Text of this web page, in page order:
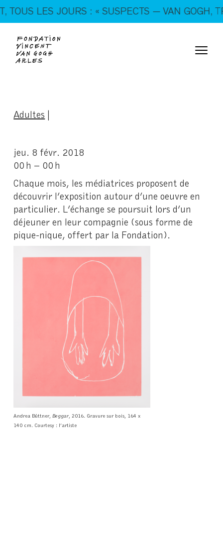
En ce moment, tous les jours : « SUSPECTS — VAN
GOGH, TRICKSTERS & CO. »
LES JOURS : « SUSPECTS — VAN GOGH,
Adultes |
jeu. 8 févr. 2018
00 h – 00 h
Chaque mois, les médiatrices proposent de
découvrir l’exposition autour d’une oeuvre en
particulier. L’échange se poursuit lors d’un
déjeuner en leur compagnie (sous forme de
pique-nique, offert par la Fondation).
Andrea Büttner,Beggar , 2016. Gravure sur bois, 164 x
140 cm. Courtesy : l’artiste